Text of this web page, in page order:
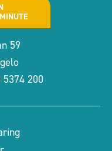
59
200